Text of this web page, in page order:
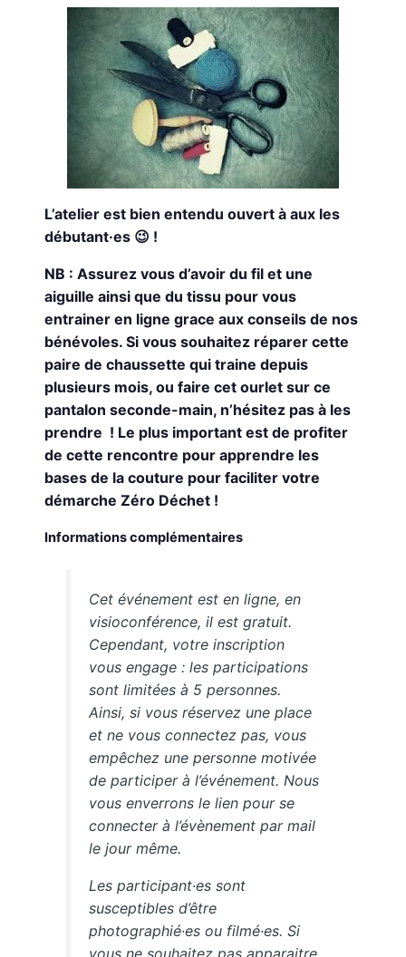
L’atelier est bien entendu ouvert à aux les
débutant·es 😉 !
NB : Assurez vous d’avoir du fil et une
aiguille ainsi que du tissu pour vous
entrainer en ligne grace aux conseils de nos
bénévoles. Si vous souhaitez réparer cette
paire de chaussette qui traine depuis
plusieurs mois, ou faire cet ourlet sur ce
pantalon seconde-main, n’hésitez pas à les
prendre ! Le plus important est de profiter
de cette rencontre pour apprendre les
bases de la couture pour faciliter votre
démarche Zéro Déchet !
Informations complémentaires
Cet événement est en ligne, en
visioconférence, il est gratuit.
Cependant, votre inscription
vous engage : les participations
sont limitées à 5 personnes.
Ainsi, si vous réservez une place
et ne vous connectez pas, vous
empêchez une personne motivée
de participer à l’événement. Nous
vous enverrons le lien pour se
connecter à l’évènement par mail
le jour même.
Les participant·es sont
susceptibles d’être
photographié·es ou filmé·es. Si
vous ne souhaitez pas apparaitre